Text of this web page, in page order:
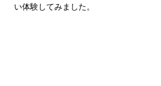
い体験してみました。